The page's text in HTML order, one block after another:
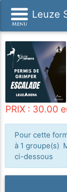
Leuze
PRIX : 30.00
Pour cette
à 1 groupe(s)
ci-dessous